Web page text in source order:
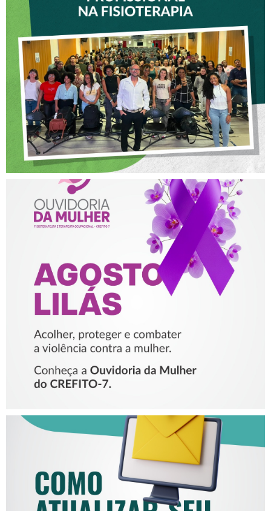
VICE-PRESIDENTE DO
CREFITO-7 PARTICIPA DE
OFICINA SOBRE ÉTICA E
POSTURA PROFISSIONAL
NA FISIOTERAPIA
AGOSTO LILÁS – ACOLHER,
PROTEGER E COMBATER A
VIOLÊNCIA CONTRA A
MULHER
COMO ATUALIZAR SEU E-